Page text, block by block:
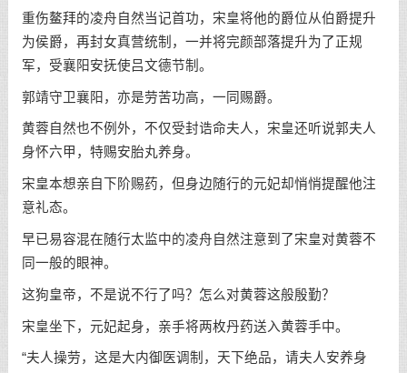
重伤鳌拜的凌舟自然当记首功，宋皇将他的爵位从伯爵提升
为侯爵，再封女真营统制，一并将完颜部落提升为了正规
军，受襄阳安抚使吕文德节制。
郭靖守卫襄阳，亦是劳苦功高，一同赐爵。
黄蓉自然也不例外，不仅受封诰命夫人，宋皇还听说郭夫人
身怀六甲，特赐安胎丸养身。
宋皇本想亲自下阶赐药，但身边随行的元妃却悄悄提醒他注
意礼态。
早已易容混在随行太监中的凌舟自然注意到了宋皇对黄蓉不
同一般的眼神。
这狗皇帝，不是说不行了吗？怎么对黄蓉这般殷勤？
宋皇坐下，元妃起身，亲手将两枚丹药送入黄蓉手中。
“夫人操劳，这是大内御医调制，天下绝品，请夫人安养身